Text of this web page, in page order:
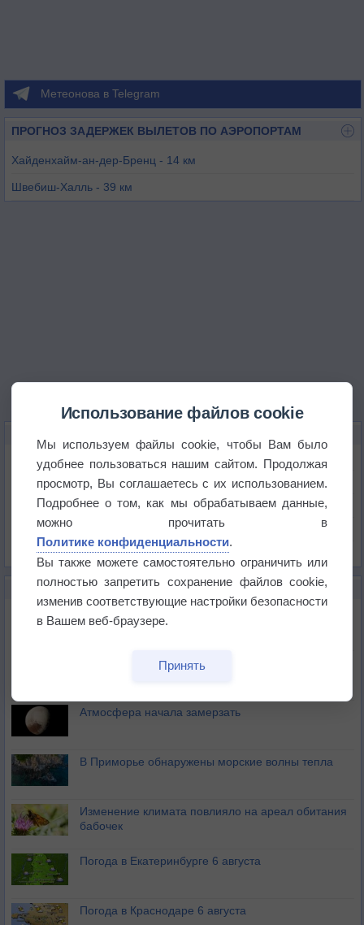
Метеонова в Telegram
ПРОГНОЗ ЗАДЕРЖЕК ВЫЛЕТОВ ПО АЭРОПОРТАМ
Хайденхайм-ан-дер-Бренц - 14 км
Швебиш-Халль - 39 км
Температура
Давление
Осадки
Облачность
Список всех карт
НОВОЕ О ПОГОДЕ
Космическая погода и транспорт
Приложение построит маршрут через тень
Атмосфера начала замерзать
В Приморье обнаружены морские волны тепла
Изменение климата повлияло на ареал обитания
бабочек
Погода в Екатеринбурге 6 августа
Погода в Краснодаре 6 августа
Использование файлов cookie
Мы используем файлы cookie, чтобы Вам было
удобнее пользоваться нашим сайтом. Продолжая
просмотр, Вы соглашаетесь с их использованием.
Подробнее о том, как мы обрабатываем данные,
можно прочитать в
Политике конфиденциальности.
Вы также можете самостоятельно ограничить или
полностью запретить сохранение файлов cookie,
изменив соответствующие настройки безопасности
в Вашем веб-браузере.
Принять